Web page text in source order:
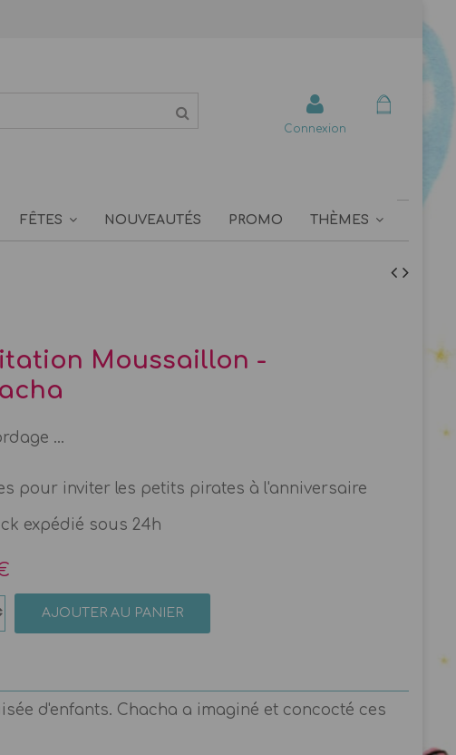
Connexion
FÊTES NOUVEAUTÉS PROMO THÈMES
Moussaillon -
...
pour inviter les petits pirates à l'anniversaire
expédié sous 24h
AJOUTER AU PANIER
d'enfants. Chacha a imaginé et concocté ces